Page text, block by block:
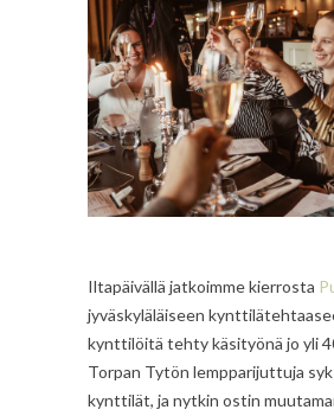
Iltapäivällä jatkoimme kierrosta
jyväskyläläiseen
kynttilöitä tehty käsityönä jo yli
Torpan Tytön lempparijuttuja
kynttilät, ja nytkin ostin